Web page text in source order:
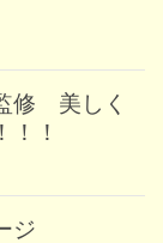
修 美しく
！
ジ